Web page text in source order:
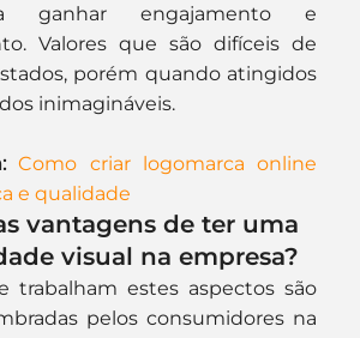
ganhar engajamento e
Valores que são difíceis de
porém quando atingidos
inimagináveis.
Como criar logomarca online
e qualidade
vantagens de ter uma
visual na empresa?
trabalham estes aspectos são
pelos consumidores na